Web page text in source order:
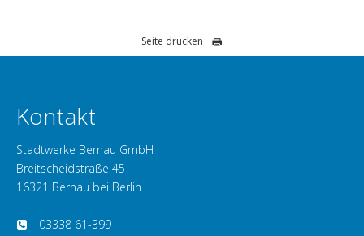
Seite drucken
Kontakt
Stadtwerke Bernau GmbH
Breitscheidstraße 45
16321 Bernau bei Berlin
03338 61-399